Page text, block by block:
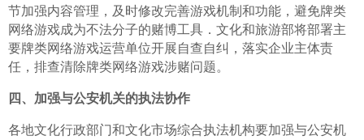
节加强内容管理，及时修改完善游戏机制和功能，避免牌类
网络游戏成为不法分子的赌博工具．文化和旅游部将部署主
要牌类网络游戏运营单位开展自查自纠，落实企业主体责
任，排查清除牌类网络游戏涉赌问题。
四、加强与公安机关的执法协作
各地文化行政部门和文化市场综合执法机构要加强与公安机